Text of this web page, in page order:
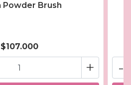
Powder Brush
$107.000
+ -